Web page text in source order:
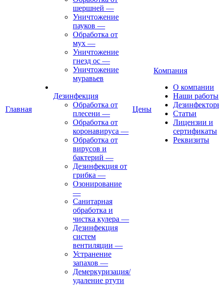
Главная
шершней —
Уничтожение
пауков —
Обработка от
мух —
Уничтожение
гнезд ос —
Уничтожение
муравьев
Дезинфекция
Обработка от
плесени —
Обработка от
коронавируса —
Обработка от
вирусов и
бактерий —
Дезинфекция от
грибка —
Озонирование
—
Санитарная
обработка и
чистка кулера —
Дезинфекция
систем
вентиляции —
Устранение
запахов —
Демеркуризация/
удаление ртути
Цены
Компания
О компании
Наши работы
Статьи
Лицензии и
сертификаты
Реквизиты